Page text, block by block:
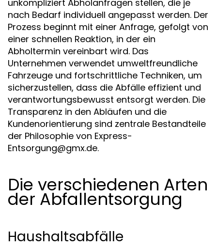
unkompliziert Abholanfragen stellen, die je
nach Bedarf individuell angepasst werden. Der
Prozess beginnt mit einer Anfrage, gefolgt von
einer schnellen Reaktion, in der ein
Abholtermin vereinbart wird. Das
Unternehmen verwendet umweltfreundliche
Fahrzeuge und fortschrittliche Techniken, um
sicherzustellen, dass die Abfälle effizient und
verantwortungsbewusst entsorgt werden. Die
Transparenz in den Abläufen und die
Kundenorientierung sind zentrale Bestandteile
der Philosophie von Express-
Entsorgung@gmx.de.
Die verschiedenen Arten
der Abfallentsorgung
Haushaltsabfälle